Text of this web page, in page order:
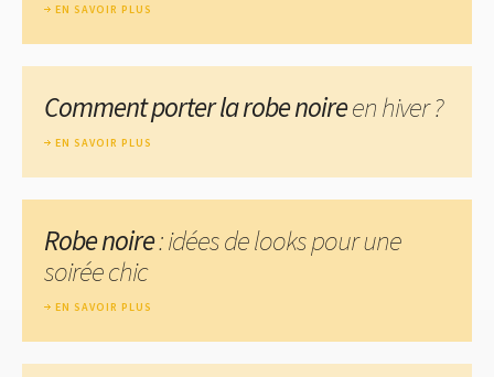
EN SAVOIR PLUS
Comment porter la robe noireen hiver ?
EN SAVOIR PLUS
Robe noire: idées de looks pour une
soirée chic
EN SAVOIR PLUS